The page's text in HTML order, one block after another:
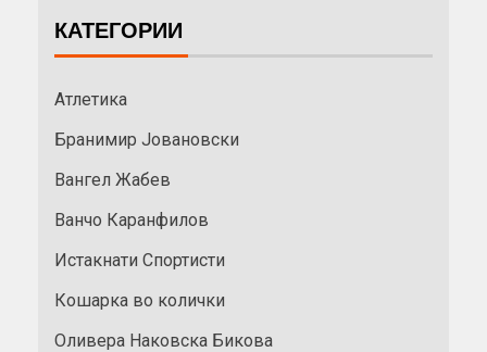
КАТЕГОРИИ
Атлетика
Бранимир Јовановски
Вангел Жабев
Ванчо Каранфилов
Истакнати Спортисти
Кошарка во колички
Оливера Наковска Бикова